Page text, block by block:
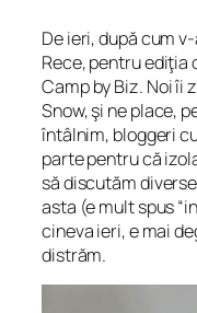
De ieri, după cum
Rece, pentru ediţia
Camp by Biz. Noi îi
Snow, şi ne place,
întâlnim, bloggeri
parte pentru că
să discutăm
asta (e mult spus
cineva ieri, e mai
distrăm.